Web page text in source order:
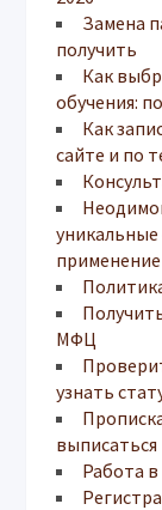
Замена
получить
Как
обучения:
Как
сайте и по
уникальные
применение
МФЦ
узнать
выписаться
Работа